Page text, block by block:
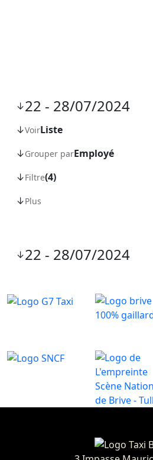
↓22 - 28/07/2024
↓VoirListe
↓Grouper parEmployé
↓Filtre(4)
↓Plus
↓22 - 28/07/2024